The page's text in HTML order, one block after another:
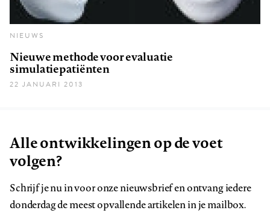
NIEUWS
Nieuwe methode voor evaluatie
simulatiepatiënten
22 JANUARI 2013
Alle ontwikkelingen op de voet
volgen?
Schrijf je nu in voor onze nieuwsbrief en ontvang iedere
donderdag de meest opvallende artikelen in je mailbox.